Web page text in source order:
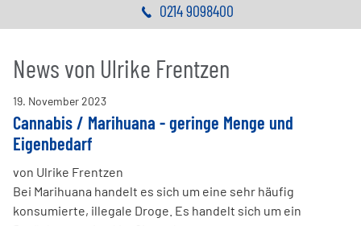
0214 9098400
News von Ulrike Frentzen
19. November2023
Cannabis / Marihuana - geringe Menge und
Eigenbedarf
von Ulrike Frentzen
Bei Marihuana handelt es sich um eine sehr häufig
konsumierte, illegale Droge. Es handelt sich um ein